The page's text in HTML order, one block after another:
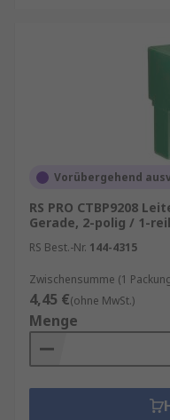
Vorübergehend
RS PRO CTBP9208
Gerade, 2-polig / 1-
RS Best.-Nr. 144-4315
Zwischensumme (1
4,45 €(ohne MwSt.)
Menge